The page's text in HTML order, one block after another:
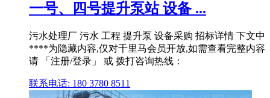
一号、四号提升泵站 设备 ...
污水处理厂 污水 工程 提升泵 设备采购 招标详情 下文中
****为隐藏内容,仅对千里马会员开放,如需查看完整内容
请 「注册/登录」 或 拨打咨询热线：
联系电话: 180 3780 8511